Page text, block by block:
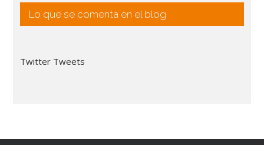
Lo que se comenta en el blog
Twitter Tweets